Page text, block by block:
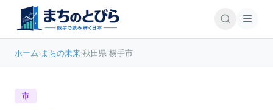
ホーム›まちの未来›秋田県 横手市
市